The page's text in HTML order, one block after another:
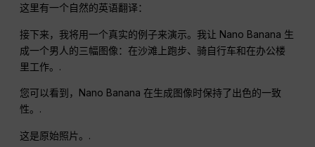
这里有一个自然的英语翻译：
接下来，我将用一个真实的例子来演示。我让 Nano Banana 生
成一个男人的三幅图像：在沙滩上跑步、骑自行车和在办公楼
里工作。.
您可以看到，Nano Banana 在生成图像时保持了出色的一致
性。.
这是原始照片。.